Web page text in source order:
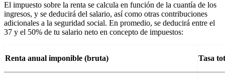
El impuesto sobre la renta se calcula en función de la cuantía de los
ingresos, y se deducirá del salario, así como otras contribuciones
adicionales a la seguridad social. En promedio, se deducirá entre el
37 y el 50% de tu salario neto en concepto de impuestos:
Renta anual imponible (bruta) Tasa